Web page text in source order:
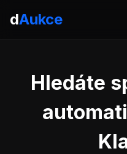
dAukce
Hledáte